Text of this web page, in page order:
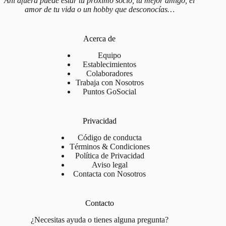
Hazte miembroPremiumde GoSocial. Puedes ser
Reserva tu plazaenGoSocial.es
BeachVolleyFuengirola.com
Respeta el ambiente: estamos aquí para competir, pero
también para disfrutar.
Contacto y dudas
Para más información,Andrés , nuestro organizador, estará
encantado de ayudarte. Escríbele por
amor de tu vida o un hobby que desconocías…
Acerca de
Equipo
Establecimientos
Colaboradores
Trabaja con Nosotros
Puntos GoSocial
Privacidad
Código de conducta
Términos & Condiciones
Política de Privacidad
Aviso legal
Contacta con Nosotros
Contacto
¿Necesitas ayuda o tienes alguna pregunta?